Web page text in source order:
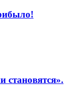
становятся».